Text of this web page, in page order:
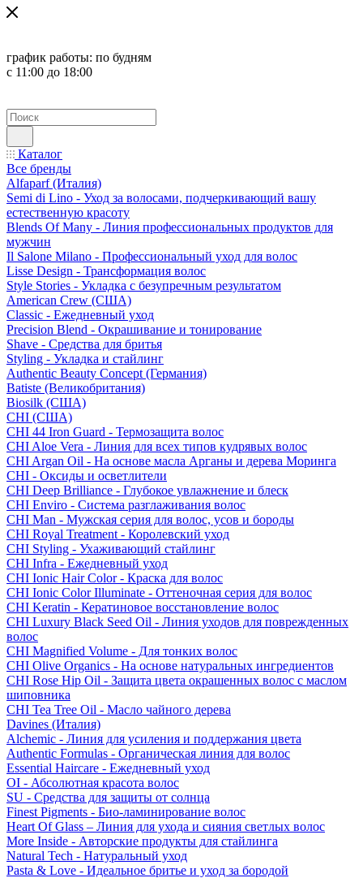
график работы: по будням
с 11:00 до 18:00
Каталог
Все бренды
Alfaparf (Италия)
Semi di Lino - Уход за волосами, подчеркивающий вашу
естественную красоту
Blends Of Many - Линия профессиональных продуктов для
мужчин
Il Salone Milano - Профессиональный уход для волос
Lisse Design - Трансформация волос
Style Stories - Укладка с безупречным результатом
American Crew (США)
Classic - Ежедневный уход
Precision Blend - Окрашивание и тонирование
Shave - Средства для бритья
Styling - Укладка и стайлинг
Authentic Beauty Concept (Германия)
Batiste (Великобритания)
Biosilk (США)
CHI (США)
CHI 44 Iron Guard - Термозащита волос
CHI Aloe Vera - Линия для всех типов кудрявых волос
CHI Argan Oil - На основе масла Арганы и дерева Моринга
CHI - Оксиды и осветлители
CHI Deep Brilliance - Глубокое увлажнение и блеск
CHI Enviro - Система разглаживания волос
CHI Man - Мужская серия для волос, усов и бороды
CHI Royal Treatment - Королевский уход
CHI Styling - Ухаживающий стайлинг
CHI Infra - Ежедневный уход
CHI Ionic Hair Color - Краска для волос
CHI Ionic Color Illuminate - Оттеночная серия для волос
CHI Keratin - Кератиновое восстановление волос
CHI Luxury Black Seed Oil - Линия уходов для поврежденных
волос
CHI Magnified Volume - Для тонких волос
CHI Olive Organics - На основе натуральных ингредиентов
CHI Rose Hip Oil - Защита цвета окрашенных волос с маслом
шиповника
CHI Tea Tree Oil - Масло чайного дерева
Davines (Италия)
Alchemic - Линия для усиления и поддержания цвета
Authentic Formulas - Органическая линия для волос
Essential Haircare - Eжедневный уход
OI - Абсолютная красота волос
SU - Средства для защиты от солнца
Finest Pigments - Био-ламинирование волос
Heart Of Glass – Линия для ухода и сияния светлых волос
More Inside - Авторские продукты для стайлинга
Natural Tech - Натуральный уход
Pasta & Love - Идеальное бритье и уход за бородой